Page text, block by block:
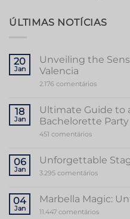
ÚLTIMAS NOTÍCIAS
20
Jan
Unveiling the
Valencia
2.176 comentáriosem
World
of
18
Jan
Ultimate Guide to
Bachelorette Party
451 comentáriosem
to
a
Memorable
Party
06
Jan
Unforgettable
3.295 comentáriosem
Party
in
Vibrant
04
Jan
Marbella Magic:
11.447 comentáriosem